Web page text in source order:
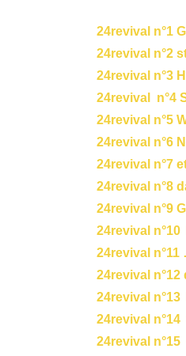
24revival n°1
24revival n°2
24revival n°3
24revival n°4
24revival n°5
24revival n°6
24revival n°7
24revival n°8
24revival n°9
24revival
24revival
24revival
24revival
24revival n°14
24revival